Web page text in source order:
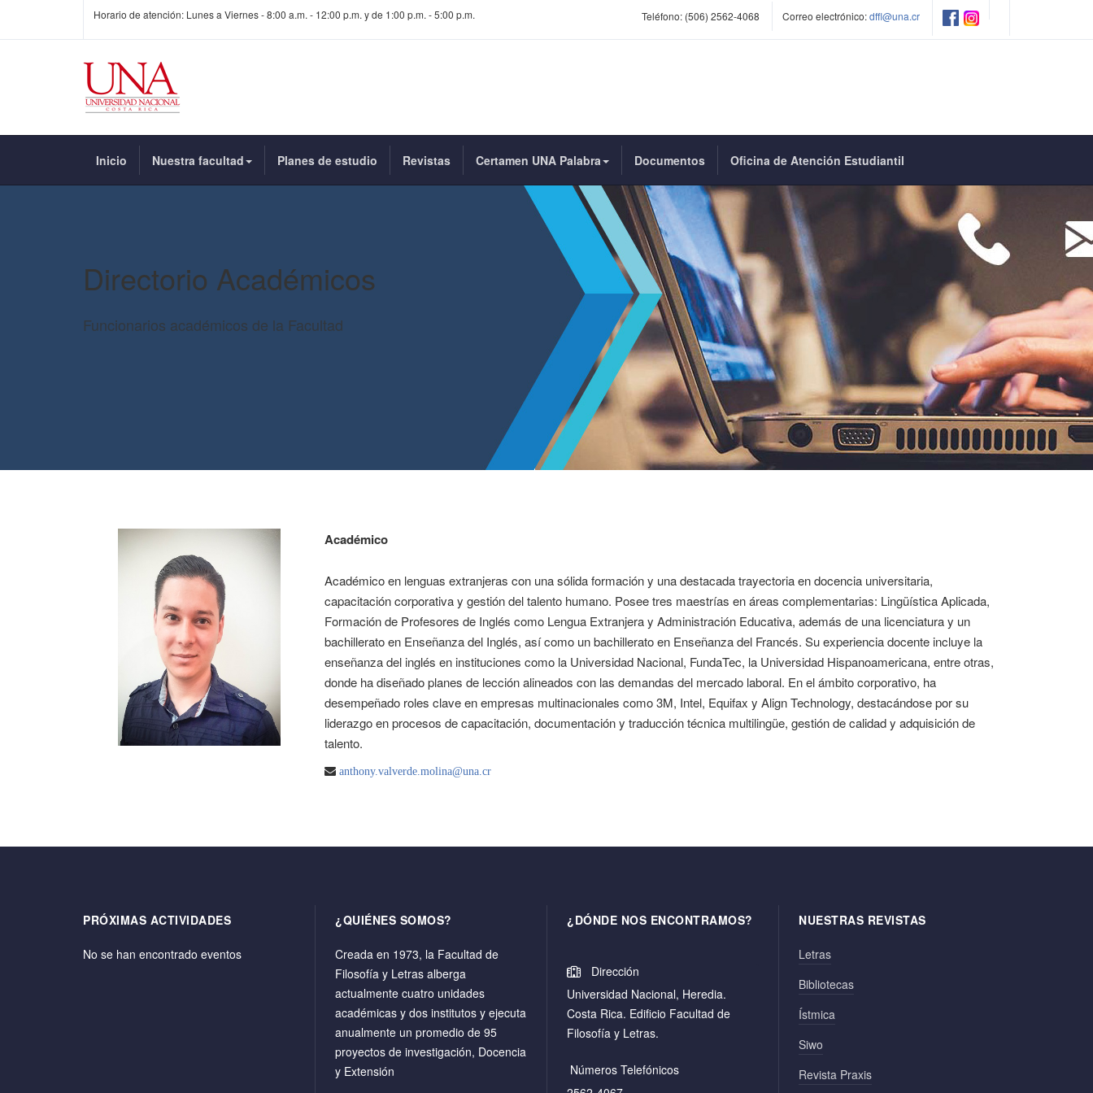
Horario de atención: Lunes a Viernes - 8:00 a.m. - 12:00 p.m. y de 1:00 p.m. - 5:00 p.m. Teléfono: (506) 2562-4068 Correo electrónico:dffl@una.cr
Inicio Nuestra facultad Planes de estudio Revistas Certamen UNA Palabra Documentos Oficina de Atención Estudiantil
Directorio Académicos
Funcionarios académicos de la Facultad
Académico
Académico en lenguas extranjeras con una sólida formación y una destacada trayectoria en docencia universitaria,
capacitación corporativa y gestión del talento humano. Posee tres maestrías en áreas complementarias: Lingüística Aplicada,
Formación de Profesores de Inglés como Lengua Extranjera y Administración Educativa, además de una licenciatura y un
bachillerato en Enseñanza del Inglés, así como un bachillerato en Enseñanza del Francés. Su experiencia docente incluye la
enseñanza del inglés en instituciones como la Universidad Nacional, FundaTec, la Universidad Hispanoamericana, entre otras,
donde ha diseñado planes de lección alineados con las demandas del mercado laboral. En el ámbito corporativo, ha
desempeñado roles clave en empresas multinacionales como 3M, Intel, Equifax y Align Technology, destacándose por su
liderazgo en procesos de capacitación, documentación y traducción técnica multilingüe, gestión de calidad y adquisición de
talento.
anthony.valverde.molina@una.cr
PRÓXIMAS ACTIVIDADES
No se han encontrado eventos
¿QUIÉNES SOMOS?
Creada en 1973, la Facultad de
Filosofía y Letras alberga
actualmente cuatro unidades
académicas y dos institutos y ejecuta
anualmente un promedio de 95
proyectos de investigación, Docencia
y Extensión
¿DÓNDE NOS ENCONTRAMOS?
Dirección
Universidad Nacional, Heredia.
Costa Rica. Edificio Facultad de
Filosofía y Letras.
Números Telefónicos
NUESTRAS REVISTAS
Letras
Bibliotecas
Ístmica
Siwo
Revista Praxis